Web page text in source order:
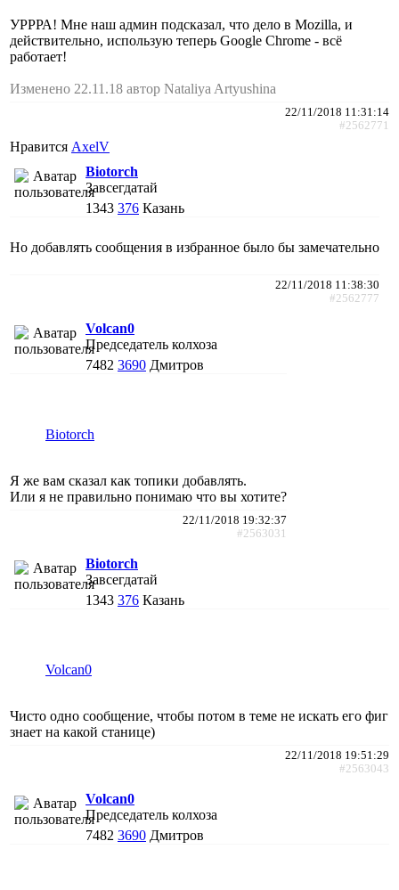
УРРРА! Мне наш админ подсказал, что дело в Mozilla, и
действительно, использую теперь Google Chrome - всё
работает!
Изменено 22.11.18 автор Nataliya Artyushina
22/11/2018 11:31:14
#2562771
Нравится AxelV
Biotorch
Завсегдатай
1343 376 Казань
Но добавлять сообщения в избранное было бы замечательно
22/11/2018 11:38:30
#2562777
Volcan0
Председатель колхоза
7482 3690 Дмитров
Biotorch
Я же вам сказал как топики добавлять.
Или я не правильно понимаю что вы хотите?
22/11/2018 19:32:37
#2563031
Biotorch
Завсегдатай
1343 376 Казань
Volcan0
Чисто одно сообщение, чтобы потом в теме не искать его фиг
знает на какой станице)
22/11/2018 19:51:29
#2563043
Volcan0
Председатель колхоза
7482 3690 Дмитров